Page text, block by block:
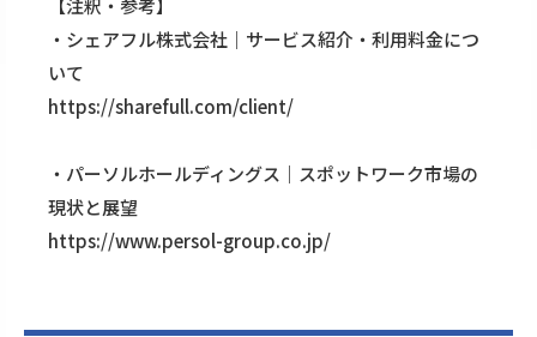
【注釈・参考】
・シェアフル株式会社｜サービス紹介・利用料金につ
いて
https://sharefull.com/client/
・パーソルホールディングス｜スポットワーク市場の
現状と展望
https://www.persol-group.co.jp/